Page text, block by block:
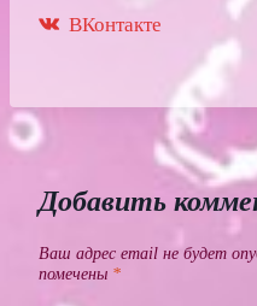
ВКонтакте
Добавить
Ваш адрес email не будет
помечены *